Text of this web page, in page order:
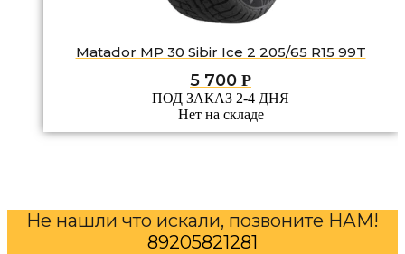
Matador MP 30 Sibir Ice 2 205/65 R15 99T
5 700 Р
ПОД ЗАКАЗ 2-4 ДНЯ
Нет на складе
Не нашли что искали, позвоните НАМ!
89205821281